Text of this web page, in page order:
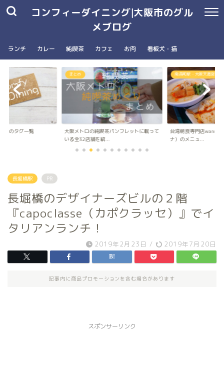
コンフィーダイニング|大阪市のグル
メブログ
ランチ カレー 純喫茶 カフェ お肉 看板犬・猫
覧
大阪メトロの純喫茶パンフレットに載って
いる全32店舗を紹...
南森町駅・大阪天満宮駅
台湾朝食専門店wanna manna（
ナ）のメニュ...
長堀橋駅 PR
長堀橋のデザイナーズビルの２階
『capoclasse（カポクラッセ）』でイ
タリアンランチ！
2019年2月23日 / 2019年7月20日
記事内に商品プロモーションを含む場合があります
スポンサーリンク